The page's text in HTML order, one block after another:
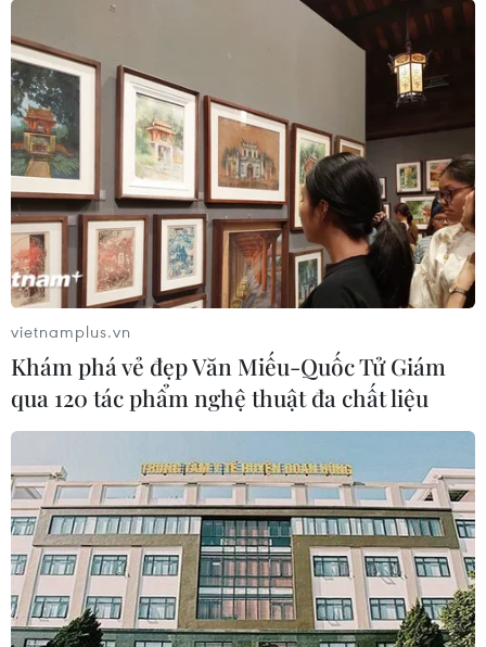
Nhật Bản ban hành đạo luật chống khủng
bố gây tranh cãi
15/06/2017 03:08
Nhật Bản ngày 15/6 đã ban hành một đạo luật chống
khủng bố gây tranh cãi về đe dọa quyền riêng tư, làm
dấy lên các cuộc biểu tình trên đường phố.
vietnamplus.vn
Khám phá vẻ đẹp Văn Miếu-Quốc Tử Giám
qua 120 tác phẩm nghệ thuật đa chất liệu